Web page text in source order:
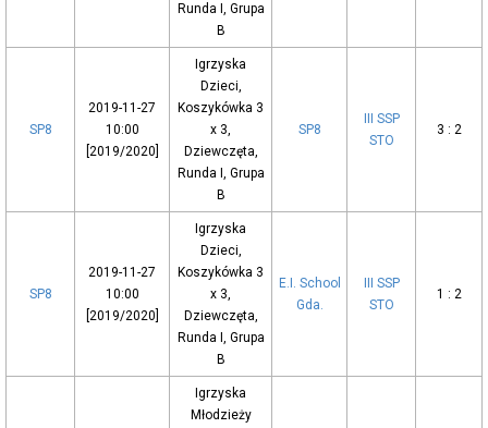
Runda I, Grupa
B
SP8
2019-11-27
10:00
[2019/2020]
Igrzyska
Dzieci,
Koszykówka 3
x 3,
Dziewczęta,
Runda I, Grupa
B
SP8
III SSP
STO
3 : 2
SP8
2019-11-27
10:00
[2019/2020]
Igrzyska
Dzieci,
Koszykówka 3
x 3,
Dziewczęta,
Runda I, Grupa
B
E.I. School
Gda.
III SSP
STO
1 : 2
Igrzyska
Młodzieży